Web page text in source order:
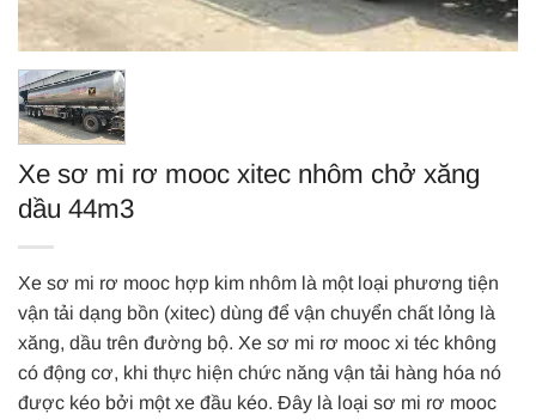
Xe sơ mi rơ mooc xitec nhôm chở xăng
dầu 44m3
Xe sơ mi rơ mooc hợp kim nhôm là một loại phương tiện
vận tải dạng bồn (xitec) dùng để vận chuyển chất lỏng là
xăng, dầu trên đường bộ. Xe sơ mi rơ mooc xi téc không
có động cơ, khi thực hiện chức năng vận tải hàng hóa nó
được kéo bởi một xe đầu kéo. Đây là loại sơ mi rơ mooc